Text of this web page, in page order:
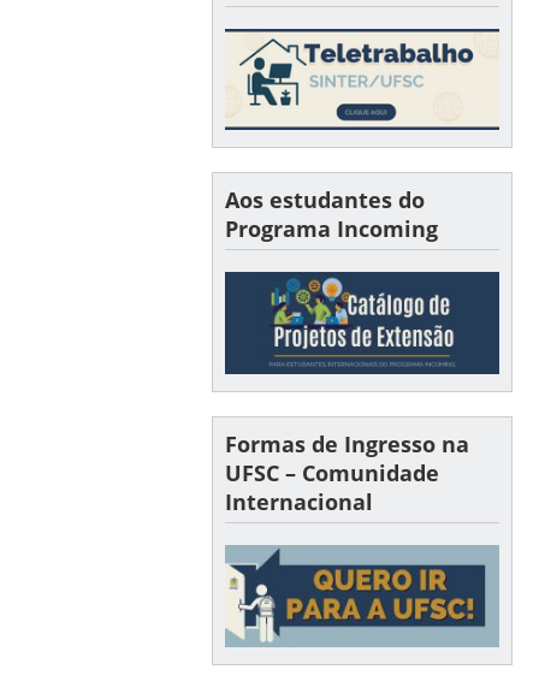
Aos estudantes do
Programa Incoming
Formas de Ingresso na
UFSC – Comunidade
Internacional